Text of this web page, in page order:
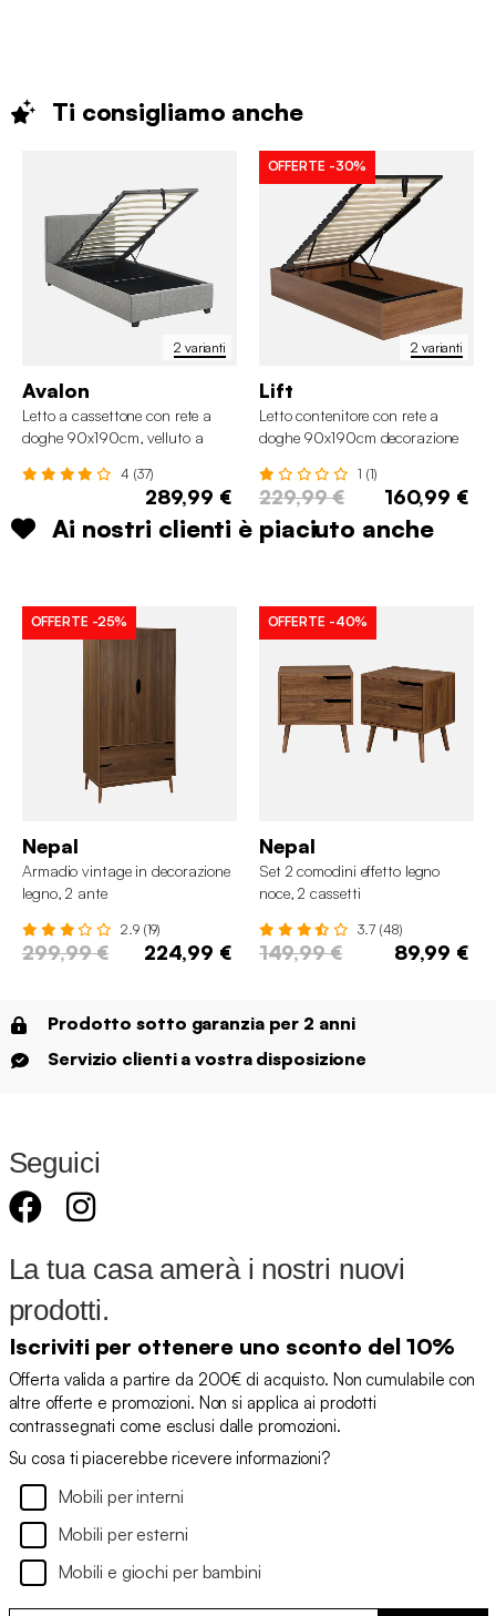
Ti consigliamo anche
2 varianti
Avalon
Letto a cassettone con rete a
doghe 90x190cm, velluto a
4 (37)
289,99 €
2 varianti
OFFERTE -30%
Lift
Letto contenitore con rete a
doghe 90x190cm decorazione
1 (1)
229,99 € 160,99 €
Ai nostri clienti è piaciuto anche
OFFERTE -25%
Nepal
Armadio vintage in decorazione
legno, 2 ante
2.9 (19)
299,99 € 224,99 €
OFFERTE -40%
Nepal
Set 2 comodini effetto legno
noce, 2 cassetti
3.7 (48)
149,99 € 89,99 €
Prodotto sotto garanzia per 2 anni
Servizio clienti a vostra disposizione
Seguici
La tua casa amerà i nostri nuovi
prodotti.
Iscriviti per ottenere uno sconto del 10%
Offerta valida a partire da 200€ di acquisto. Non cumulabile con
altre offerte e promozioni. Non si applica ai prodotti
contrassegnati come esclusi dalle promozioni.
Su cosa ti piacerebbe ricevere informazioni?
Mobili per interni
Mobili per esterni
Mobili e giochi per bambini